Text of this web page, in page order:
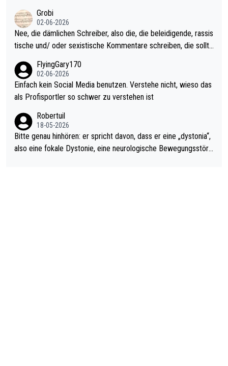
ohl wenig WDF Turniere spielen. Dies war bei Archie Self letzt
es Jahr der Fall. Er musste als amtierender Weltmeister durch
den Qualifier und ich glaube kaum, dass Mitchel sich das (in Ve
el hat.
Grobi
02-06-2026
Nee, die dämlichen Schreiber, also die, die beleidigende, rassis
tische und/ oder sexistische Kommentare schreiben, die sollte
s Leben in den Griff kriegen. Nur eins wundert mich: Luke Little
r war doch neulich erst derjenige, der über Social Media GvV p
rovoziert hat. Und Littlers Mutter schießt öfters mal gegen Ric
FlyingGary170
02-06-2026
Einfach kein Social Media benutzen. Verstehe nicht, wieso das
als Profisportler so schwer zu verstehen ist
Robertuil
18-05-2026
Bitte genau hinhören: er spricht davon, dass er eine „dystonia“,
also eine fokale Dystonie, eine neurologische Bewegungsstöru